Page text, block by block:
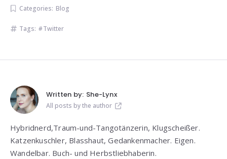
Categories: Blog
Tags: Twitter
Written by: She-Lynx
All posts by the author
Hybridnerd,Traum-und-Tangotänzerin, Klugscheißer.
Katzenkuschler, Blasshaut, Gedankenmacher. Eigen.
Wandelbar. Buch- und Herbstliebhaberin.